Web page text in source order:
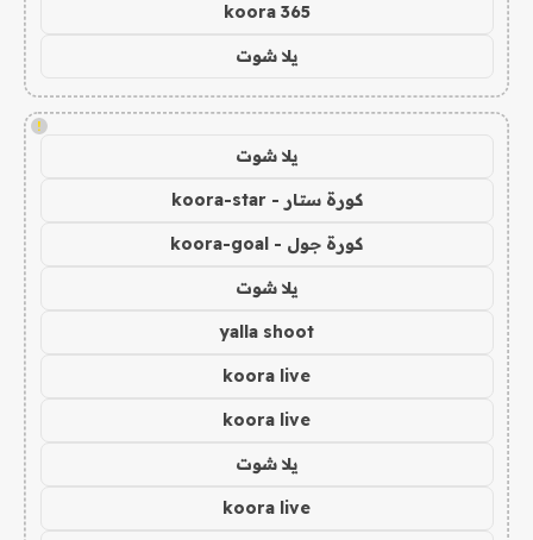
koora 365
يلا شوت
!
يلا شوت
كورة ستار - koora-star
كورة جول - koora-goal
يلا شوت
yalla shoot
koora live
koora live
يلا شوت
koora live